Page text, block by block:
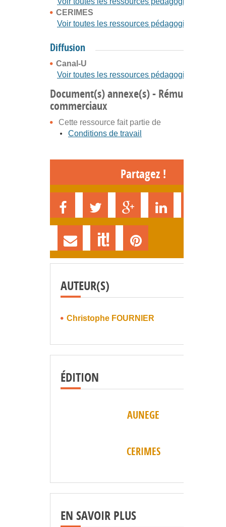
CERIMES
Voir toutes les ressources pédagogiques
Diffusion
Canal-U
Voir toutes les ressources pédagogiques
Document(s) annexe(s) - Rémunérer les
commerciaux
Cette ressource fait partie de
Conditions de travail
Partagez !
AUTEUR(S)
Christophe FOURNIER
ÉDITION
AUNEGE
CERIMES
EN SAVOIR PLUS